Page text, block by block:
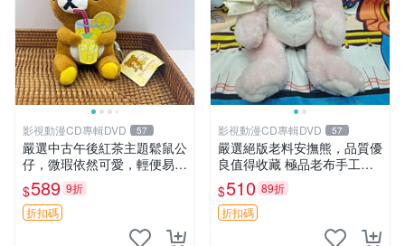
影視動漫CD專輯DVD 57
嚴選中古午後紅茶主題鬆鼠公
仔，微瑕依然可愛，輕便易運
送 二手收藏推薦 工廠直營 快
遞到府 中古 玩偶 公仔
$589 9折
折扣碼
影視動漫CD專輯DVD 57
嚴選絕版老料安撫熊，品質優
良值得收藏 極品老布手工安
撫搖鈴玩具，適合哄睡寶貝
超柔老料搖鈴熊，專為孩子設
計的安心伴護 推薦絕版老布
製工藝搖鈴熊，可當作童
$510 89折
折扣碼